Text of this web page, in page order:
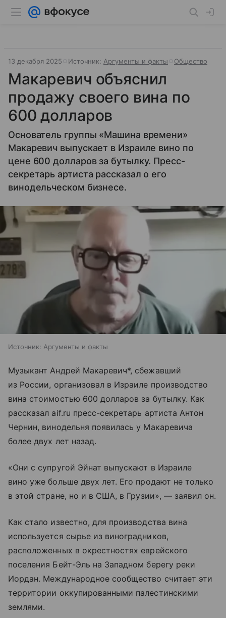
13 декабря 2025 Источник: Аргументы и факты Общество
Макаревич объяснил
продажу своего вина по
600 долларов
Основатель группы «Машина времени»
Макаревич выпускает в Израиле вино по
цене 600 долларов за бутылку. Пресс-
секретарь артиста рассказал о его
винодельческом бизнесе.
Источник: Аргументы и факты
Музыкант Андрей Макаревич*, сбежавший
из России, организовал в Израиле производство
вина стоимостью 600 долларов за бутылку. Как
рассказал aif.ru пресс-секретарь артиста Антон
Чернин, винодельня появилась у Макаревича
более двух лет назад.
«Они с супругой Эйнат выпускают в Израиле
вино уже больше двух лет. Его продают не только
в этой стране, но и в США, в Грузии», — заявил он.
Как стало известно, для производства вина
используется сырье из виноградников,
расположенных в окрестностях еврейского
поселения Бейт-Эль на Западном берегу реки
Иордан. Международное сообщество считает эти
территории оккупированными палестинскими
землями.